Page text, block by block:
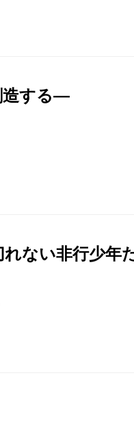
造する―
ない非行少年